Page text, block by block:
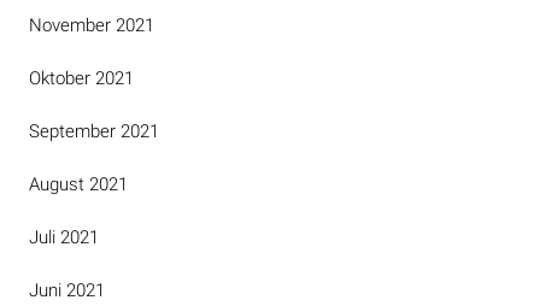
November 2021
Oktober 2021
September 2021
August 2021
Juli 2021
Juni 2021